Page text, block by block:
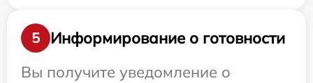
5
Информирование о готовности
Вы получите уведомление о